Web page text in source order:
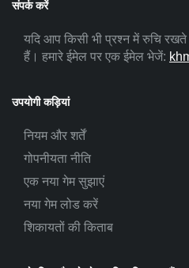
संपर्क करें
यदि आप किसी भी प्रश्न में रुचि
हैं। हमारे ईमेल पर एक ईमेल भेजें:
उपयोगी कड़ियां
नियम और शर्तें
गोपनीयता नीति
एक नया गेम सुझाएं
नया गेम लोड करें
शिकायतों की किताब